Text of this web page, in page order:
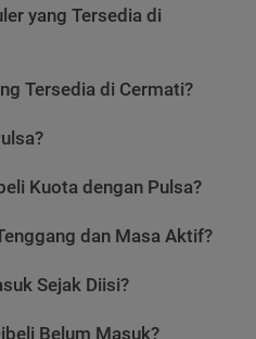
yang Tersedia di
Tersedia di Cermati?
Kuota dengan Pulsa?
dan Masa Aktif?
Sejak Diisi?
Belum Masuk?